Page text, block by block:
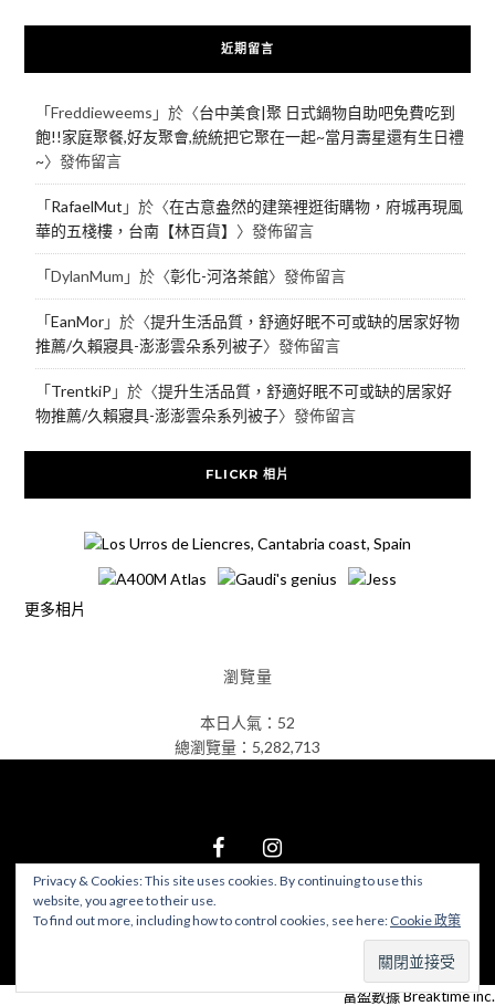
近期留言
「Freddieweems 」於〈台中美食|聚 日式鍋物自助吧免費吃到
飽!!家庭聚餐,好友聚會,統統把它聚在一起~當月壽星還有生日禮
~〉發佈留言
「RafaelMut 」於〈在古意盎然的建築裡逛街購物，府城再現風
華的五棧樓，台南【林百貨】 〉發佈留言
「DylanMum 」於〈彰化-河洛茶館〉發佈留言
「EanMor」於〈提升生活品質，舒適好眠不可或缺的居家好物
推薦/久賴寢具-澎澎雲朵系列被子〉發佈留言
「TrentkiP 」於〈提升生活品質，舒適好眠不可或缺的居家好
物推薦/久賴寢具-澎澎雲朵系列被子〉發佈留言
FLICKR 相片
更多相片
瀏覽量
本日人氣：52
總瀏覽量：5,282,713
© 2026 食在好遊趣 – Black Theme by ZThemes Studio
富盈數據 Breaktime inc.
Privacy & Cookies: This site uses cookies. By continuing to use this
website, you agree to their use.
To find out more, including how to control cookies, see here: Cookie 政策